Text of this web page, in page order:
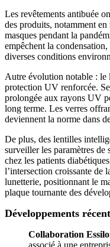
Les revêtements antibuée
des produits, notamment
masques pendant la
empêchent la
diverses conditions
Autre évolution notable : le
protection UV renforcée.
prolongée aux rayons UV
long terme. Les verres
deviennent la norme dans
De plus, des lentilles
surveiller les paramètres de
chez les patients
l’intersection croissante de
lunetterie, positionnant le
plaque tournante des
Développements
Collaboration
associé à une